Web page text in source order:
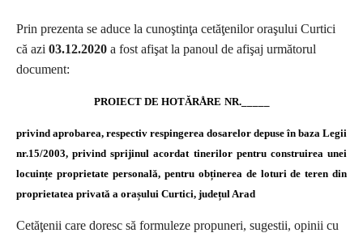
Prin prezenta se aduce la cunoştinţa cetăţenilor oraşului Curtici
că azi 03.12.2020 a fost afişat la panoul de afişaj următorul
document:
PROIECT DE HOTĂRÅRE NR._____
privind aprobarea, respectiv respingerea dosarelor depuse în baza Legii
nr.15/2003, privind sprijinul acordat tinerilor pentru construirea unei
locuințe proprietate personală, pentru obținerea de loturi de teren din
proprietatea privată a orașului Curtici, județul Arad
Cetăţenii care doresc să formuleze propuneri, sugestii, opinii cu